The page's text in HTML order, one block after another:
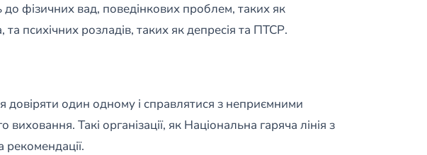
фізичних вад, поведінкових проблем, таких як
психічних розладів, таких як депресія та ПТСР.
довіряти один одному і справлятися з неприємними
Такі організації, як Національна гаряча лінія з